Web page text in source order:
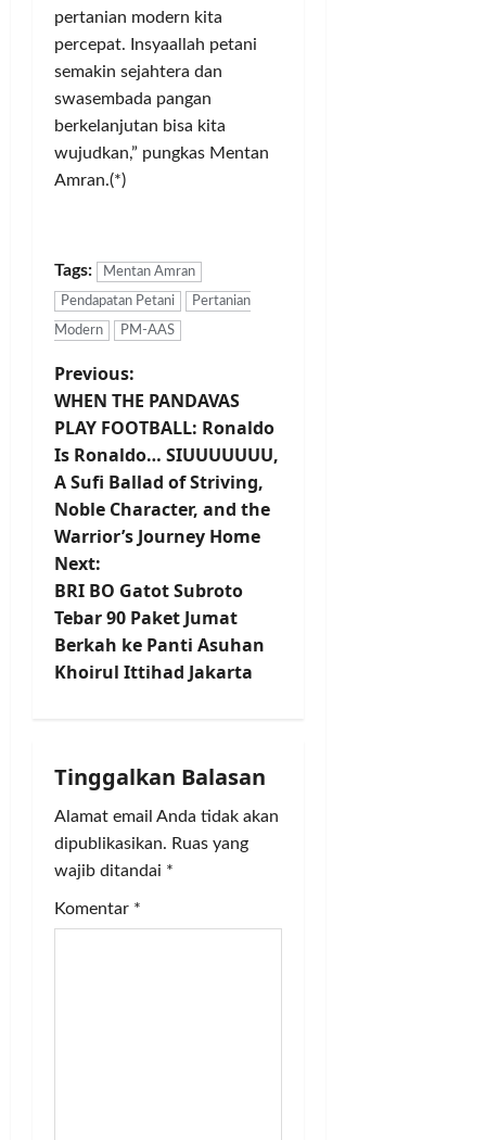
pertanian modern kita
percepat. Insyaallah petani
semakin sejahtera dan
swasembada pangan
berkelanjutan bisa kita
wujudkan,” pungkas Mentan
Amran.(*)
Tags: Mentan Amran
Pendapatan Petani Pertanian
Modern PM-AAS
P
o
s
t
n
a
v
a
t
i
o
Previous:
WHEN THE PANDAVAS
PLAY FOOTBALL: Ronaldo
Is Ronaldo… SIUUUUUUU,
A Sufi Ballad of Striving,
Noble Character, and the
Warrior’s Journey Home
Next:
BRI BO Gatot Subroto
Tebar 90 Paket Jumat
Berkah ke Panti Asuhan
Khoirul Ittihad Jakarta
Tinggalkan Balasan
Alamat email Anda tidak akan
dipublikasikan. Ruas yang
wajib ditandai *
Komentar *